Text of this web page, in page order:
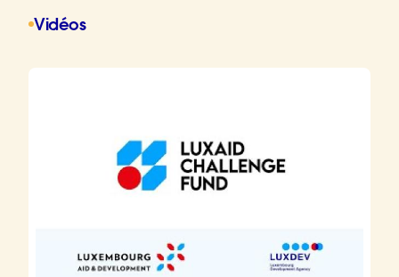
Vidéos